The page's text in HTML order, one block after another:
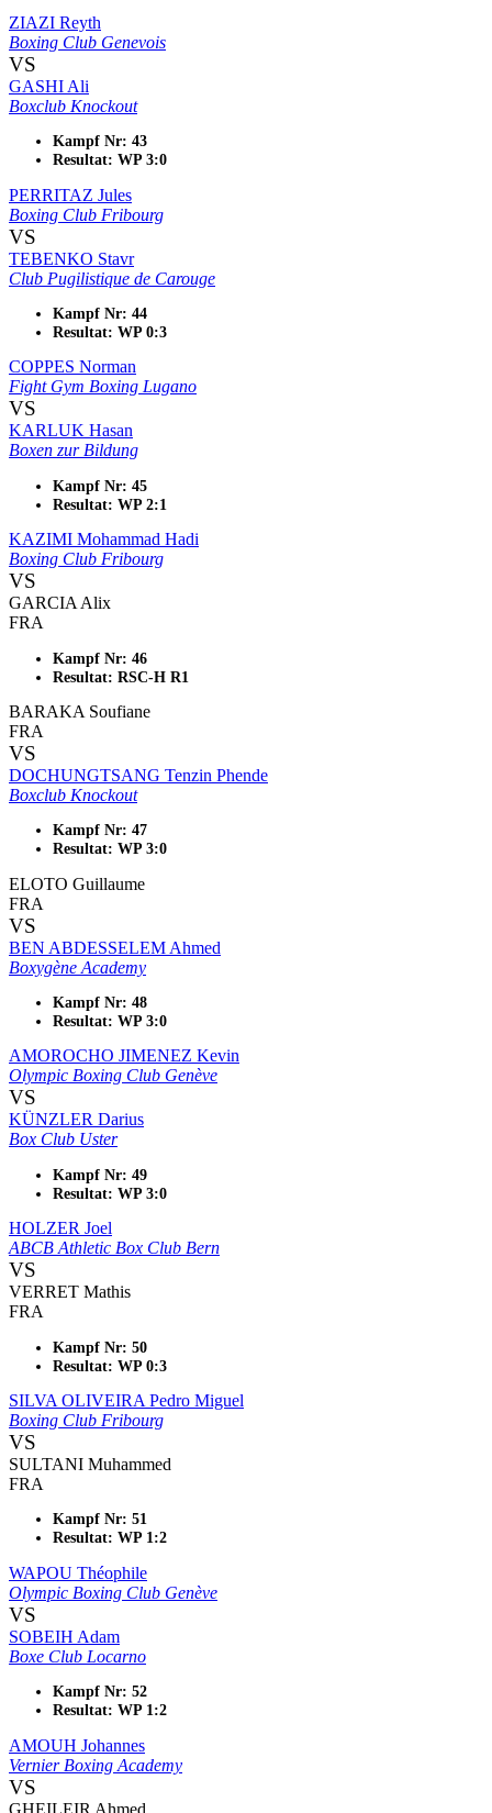
ZIAZI Reyth
Boxing Club Genevois
VS
GASHI Ali
Boxclub Knockout
Kampf Nr: 43
Resultat: WP 3:0
PERRITAZ Jules
Boxing Club Fribourg
VS
TEBENKO Stavr
Club Pugilistique de Carouge
Kampf Nr: 44
Resultat: WP 0:3
COPPES Norman
Fight Gym Boxing Lugano
VS
KARLUK Hasan
Boxen zur Bildung
Kampf Nr: 45
Resultat: WP 2:1
KAZIMI Mohammad Hadi
Boxing Club Fribourg
VS
GARCIA Alix
FRA
Kampf Nr: 46
Resultat: RSC-H R1
BARAKA Soufiane
FRA
VS
DOCHUNGTSANG Tenzin Phende
Boxclub Knockout
Kampf Nr: 47
Resultat: WP 3:0
ELOTO Guillaume
FRA
VS
BEN ABDESSELEM Ahmed
Boxygène Academy
Kampf Nr: 48
Resultat: WP 3:0
AMOROCHO JIMENEZ Kevin
Olympic Boxing Club Genève
VS
KÜNZLER Darius
Box Club Uster
Kampf Nr: 49
Resultat: WP 3:0
HOLZER Joel
ABCB Athletic Box Club Bern
VS
VERRET Mathis
FRA
Kampf Nr: 50
Resultat: WP 0:3
SILVA OLIVEIRA Pedro Miguel
Boxing Club Fribourg
VS
SULTANI Muhammed
FRA
Kampf Nr: 51
Resultat: WP 1:2
WAPOU Théophile
Olympic Boxing Club Genève
VS
SOBEIH Adam
Boxe Club Locarno
Kampf Nr: 52
Resultat: WP 1:2
AMOUH Johannes
Vernier Boxing Academy
VS
GHEILEIR Ahmed